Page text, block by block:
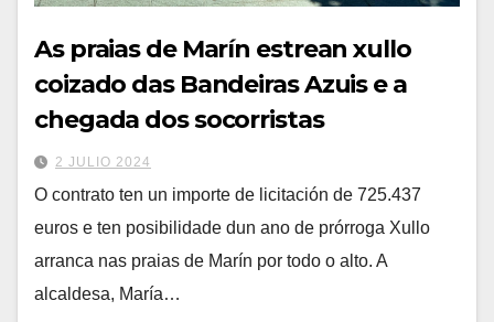
As praias de Marín estrean xullo
coizado das Bandeiras Azuis e a
chegada dos socorristas
2 JULIO 2024
O contrato ten un importe de licitación de 725.437
euros e ten posibilidade dun ano de prórroga Xullo
arranca nas praias de Marín por todo o alto. A
alcaldesa, María…